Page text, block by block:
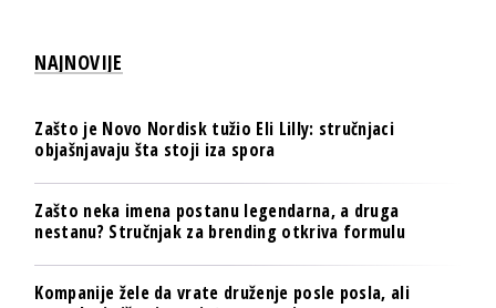
NAJNOVIJE
Zašto je Novo Nordisk tužio Eli Lilly: stručnjaci
objašnjavaju šta stoji iza spora
Zašto neka imena postanu legendarna, a druga
nestanu? Stručnjak za brending otkriva formulu
Kompanije žele da vrate druženje posle posla, ali